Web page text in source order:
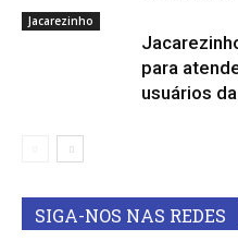
Jacarezinho
para
usuários
SIGA-NOS NAS REDES